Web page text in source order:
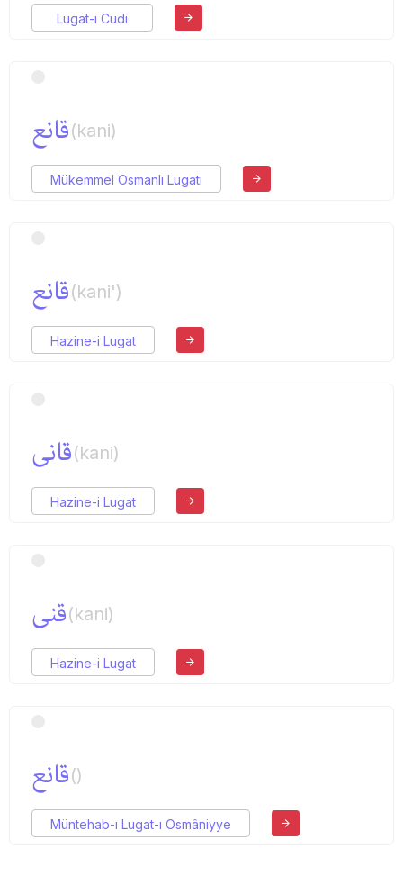
Lugat-ı Cudi
قانع(kani)
Mükemmel Osmanlı Lugatı
قانع(kani')
Hazine-i Lugat
قانی(kani)
Hazine-i Lugat
قنی(kani)
Hazine-i Lugat
قانع()
Müntehab-ı Lugat-ı Osmâniyye